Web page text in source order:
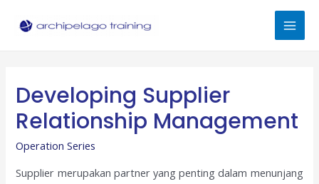
Developing Supplier
Relationship Management
Operation Series
Supplier merupakan partner yang penting dalam menunjang